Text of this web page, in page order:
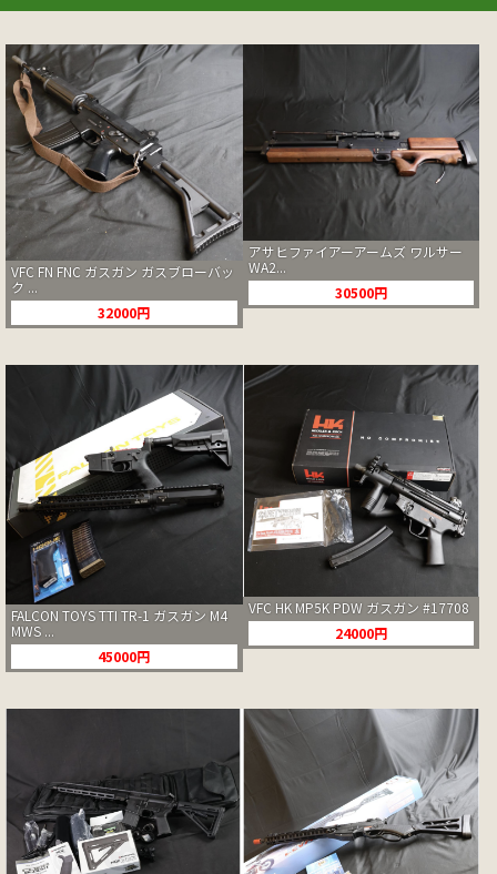
VFC FN FNC ガスガン ガスブローバッ
ク ...
32000円
アサヒファイアーアームズ ワルサー
WA2...
30500円
FALCON TOYS TTI TR-1 ガスガン M4
MWS ...
45000円
VFC HK MP5K PDW ガスガン #17708
24000円